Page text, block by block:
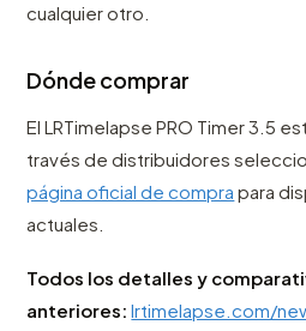
cualquier otro.
Dónde comprar
El LRTimelapse PRO Timer 3.5
través de distribuidores
página oficial de compra para
actuales.
Todos los detalles y
anteriores: lrtimelapse.com/